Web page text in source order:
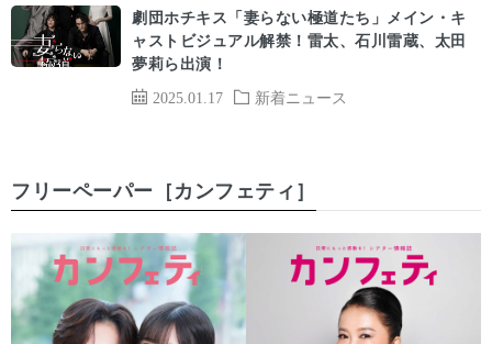
2025.01.17 新着ニュース
劇団ホチキス「妻らない極道たち」メイン・キ
ャストビジュアル解禁！雷太、石川雷蔵、太田
夢莉ら出演！
フリーペーパー［カンフェティ］